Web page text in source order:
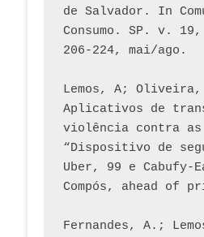
de Salvador. In
Consumo. SP. v.
206-224, mai/ago.
Lemos, A; Oliveira,
Aplicativos de
violência contra as
“Dispositivo de
Uber, 99 e Cabufy-
Compós, ahead of
Fernandes, A.;